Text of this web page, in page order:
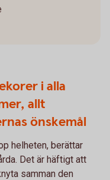
i alla
allt
önskemål
helheten, berättar
Det är häftigt att
samman den